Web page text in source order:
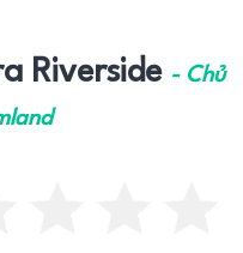
Riverside - Chủ